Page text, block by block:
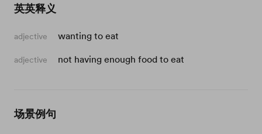
英英释义
adjective wanting to eat
adjective not having enough food to eat
场景例句